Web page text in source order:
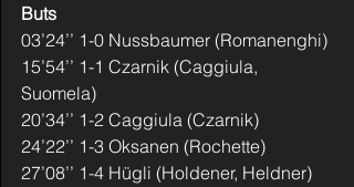
Buts
03’24’’ 1-0 Nussbaumer (Romanenghi)
15’54’’ 1-1 Czarnik (Caggiula,
Suomela)
20’34’’ 1-2 Caggiula (Czarnik)
24’22’’ 1-3 Oksanen (Rochette)
27’08’’ 1-4 Hügli (Holdener, Heldner)